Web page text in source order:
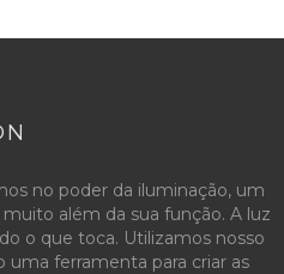
no poder da iluminação, um
além da sua função. A luz
o que toca. Utilizamos nosso
uma ferramenta para criar as